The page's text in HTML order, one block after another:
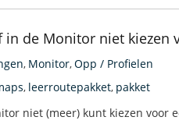
in de Monitor niet kiezen
, Monitor,Opp / Profielen
, leerroutepakket, pakket
niet (meer) kunt kiezen voor